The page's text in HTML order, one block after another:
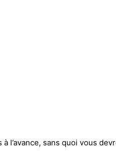
l’avance, sans quoi vous